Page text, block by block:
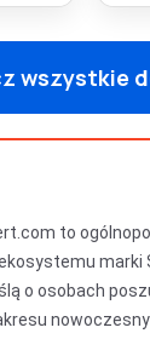
wszystkie
produkty
to
marki
o osobach